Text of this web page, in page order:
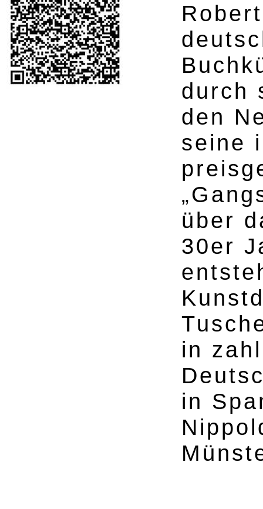
durch
den
seine
über
30er
in
in